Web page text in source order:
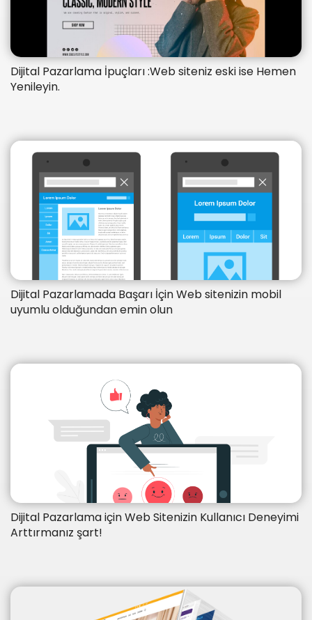
Dijital Pazarlama İpuçları :Web siteniz eski ise Hemen
Yenileyin.
Dijital Pazarlamada Başarı İçin Web sitenizin mobil
uyumlu olduğundan emin olun
Dijital Pazarlama için Web Sitenizin Kullanıcı Deneyimi
Arttırmanız şart!